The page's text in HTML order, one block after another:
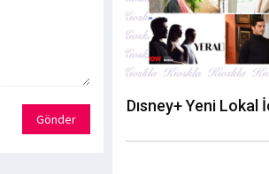
Gönder
Dısney+ Yeni